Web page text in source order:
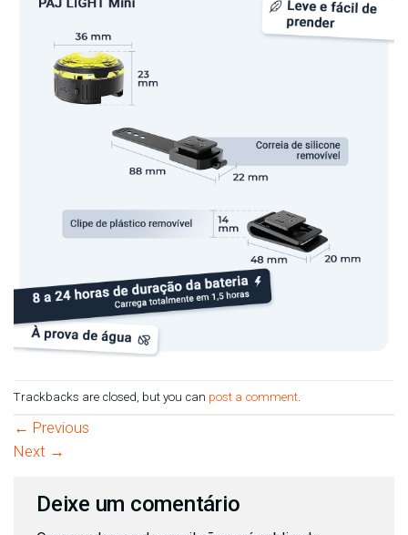
Trackbacks are closed, but you can post a comment.
← Previous
Next →
Deixe um comentário